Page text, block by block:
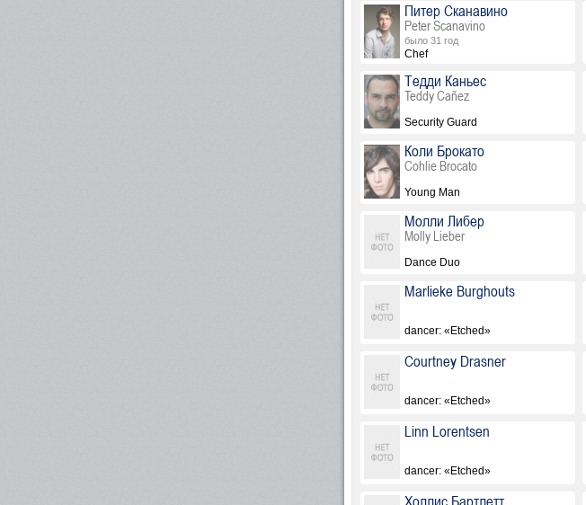
Питер Сканавино
Peter Scanavino
было 31 год
Chef
Тедди Каньес
Teddy Cañez
Security Guard
Коли Брокато
Cohlie Brocato
Young Man
Молли Либер
Molly Lieber
Dance Duo
Marlieke Burghouts
dancer: «Etched»
Courtney Drasner
dancer: «Etched»
Linn Lorentsen
dancer: «Etched»